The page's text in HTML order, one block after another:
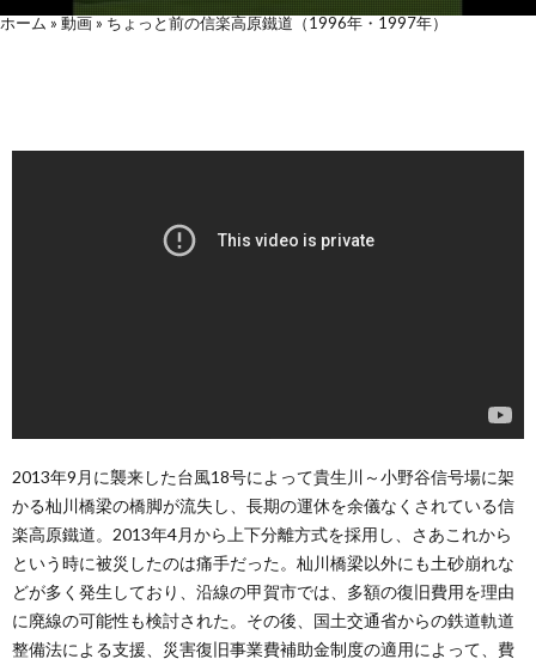
ホーム » 動画 » ちょっと前の信楽高原鐵道（1996年・1997年）
2013年9月に襲来した台風18号によって貴生川～小野谷信号場に架
かる杣川橋梁の橋脚が流失し、長期の運休を余儀なくされている信
楽高原鐵道。2013年4月から上下分離方式を採用し、さあこれから
という時に被災したのは痛手だった。杣川橋梁以外にも土砂崩れな
どが多く発生しており、沿線の甲賀市では、多額の復旧費用を理由
に廃線の可能性も検討された。その後、国土交通省からの鉄道軌道
整備法による支援、災害復旧事業費補助金制度の適用によって、費